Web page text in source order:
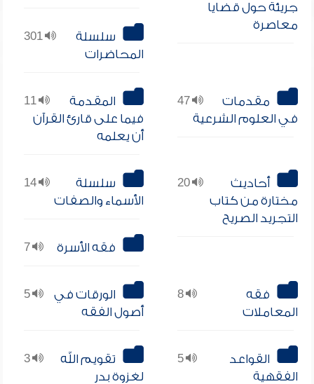
جريئة حول قضايا
معاصرة
301
سلسلة
المحاضرات
47
مقدمات
في العلوم الشرعية
11
المقدمة
فيما على قارئ القرآن
أن يعلمه
20
أحاديث
مختارة من كتاب
التجريد الصريح
14
سلسلة
الأسماء والصفات
7 فقه الأسرة
8
فقه
المعاملات
5
الورقات في
أصول الفقه
5
القواعد
الفقهية
3
تقويم الله
لغزوة بدر